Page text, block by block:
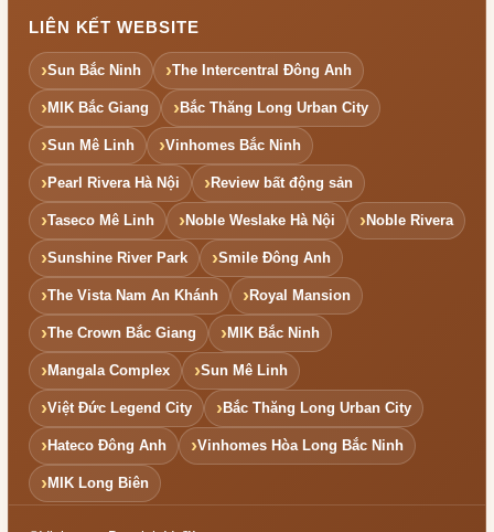
LIÊN KẾT WEBSITE
Sun Bắc Ninh The Intercentral Đông Anh
MIK Bắc Giang Bắc Thăng Long Urban City
Sun Mê Linh Vinhomes Bắc Ninh
Pearl Rivera Hà Nội Review bất động sản
Taseco Mê Linh Noble Weslake Hà Nội Noble Rivera
Sunshine River Park Smile Đông Anh
The Vista Nam An Khánh Royal Mansion
The Crown Bắc Giang MIK Bắc Ninh
Mangala Complex Sun Mê Linh
Việt Đức Legend City Bắc Thăng Long Urban City
Hateco Đông Anh Vinhomes Hòa Long Bắc Ninh
MIK Long Biên